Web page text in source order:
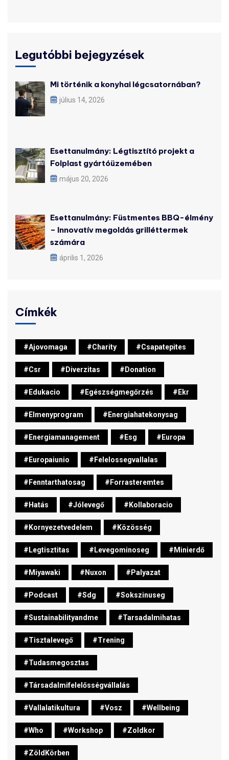
Legutóbbi bejegyzések
Mi történik a konyhai légcsatornában?
július 14, 2026
Esettanulmány: Légtisztító projekt a
Folplast gyártóüzemében
május 20, 2026
Esettanulmány: Füstmentes BBQ-élmény
– Innovatív megoldás grilléttermek
számára
április 1, 2026
Címkék
#ajovomaga #charity #csapatepites
#csr #diverzitas #donation
#edukacio #egészségmegőrzés #ekr
#elmenyprogram #energiahatekonysag
#energiamanagement #esg #europa
#europaiunio #felelossegvallalas
#fenntarthatosag #forrasteremtes
#hatás #jólevegő #kollaboracio
#kornyezetvedelem #közösség
#legtisztitas #levegominoseg #minierdő
#miyawaki #nuxon #palyazat
#podcast #sdg #sokszinuseg
#sustainabilityandme #tarsadalmihatas
#tisztalevegő #trening
#tudasmegosztas
#társadalmifelelősségvállalás
#vallalatikultura #vosz #wellbeing
#who #workshop #zoldkor
#ZöldKörben